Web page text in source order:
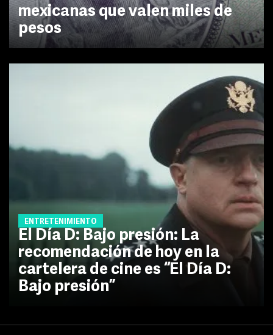
mexicanas que valen miles de
pesos
ENTRETENIMIENTO
El Día D: Bajo presión: La
recomendación de hoy en la
cartelera de cine es “El Día D:
Bajo presión”